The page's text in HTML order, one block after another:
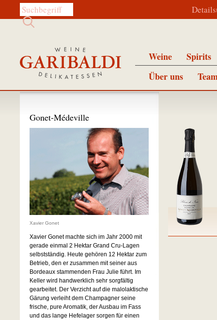
Diese Website durchsuchen:
Weine
Spirits
Über uns
Gonet-Médeville
Xavier Gonet
Xavier Gonet machte sich im Jahr 2000 mit
gerade einmal 2 Hektar Grand Cru-Lagen
selbstständig. Heute gehören 12 Hektar zum
Betrieb, den er zusammen mit seiner aus
Bordeaux stammenden Frau Julie führt. Im
Keller wird handwerklich sehr sorgfältig
gearbeitet. Der Verzicht auf die malolaktische
Gärung verleiht dem Champagner seine
frische, pure Aromatik, der Ausbau im Fass
und das lange Hefelager sorgen für einen